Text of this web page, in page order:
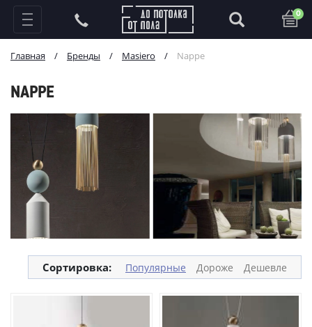
0
Главная / Бренды / Masiero / Nappe
NAPPE
Сортировка: Популярные Дороже Дешевле